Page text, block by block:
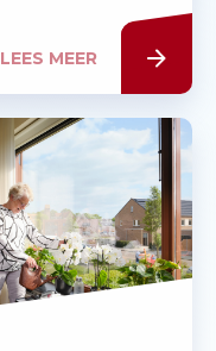
LEES MEER